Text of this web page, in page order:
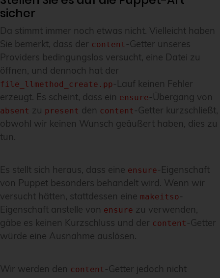
sicher
Da stimmt immer noch etwas nicht. Vielleicht haben
Sie bemerkt, dass der content -Getter unseres
Providers bedingungslos versucht, eine Datei zu
öffnen, und dennoch hat der
file_llmethod_create.pp-Lauf keinen Fehler
erzeugt. Es scheint, dass ein ensure-Übergang von
absent zu present den content -Getter kurzschließt,
obwohl wir keinen Wunsch geäußert haben, dies zu
tun.
Es stellt sich heraus, dass eine ensure-Eigenschaft
von Puppet besonders behandelt wird. Wenn wir
versucht hätten, stattdessen eine makeitso-
Eigenschaft anstelle von ensure zu verwenden,
gäbe es keinen Kurzschluss und der content -Getter
würde eine Ausnahme auslösen.
Wir werden den content -Getter jedoch nicht